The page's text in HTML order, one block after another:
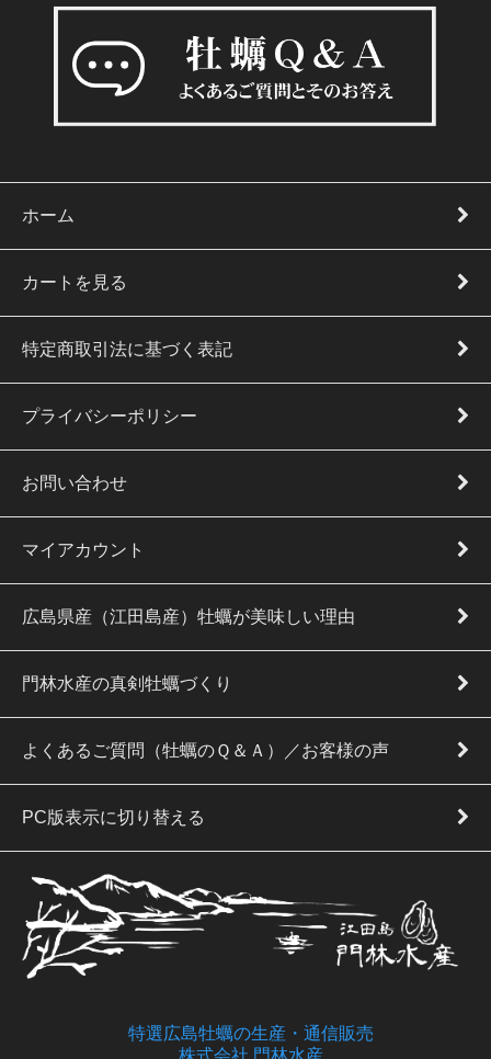
ホーム
カートを見る
特定商取引法に基づく表記
プライバシーポリシー
お問い合わせ
マイアカウント
広島県産（江田島産）牡蠣が美味しい理由
門林水産の真剣牡蠣づくり
よくあるご質問（牡蠣のＱ＆Ａ）／お客様の声
PC版表示に切り替える
特選広島牡蠣の生産・通信販売